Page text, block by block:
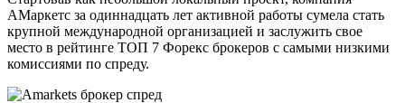
АМаркетс за одиннадцать лет активной работы сумела стать
крупной международной организацией и заслужить свое
место в рейтинге ТОП 7 Форекс брокеров с самыми низкими
комиссиями по спреду.